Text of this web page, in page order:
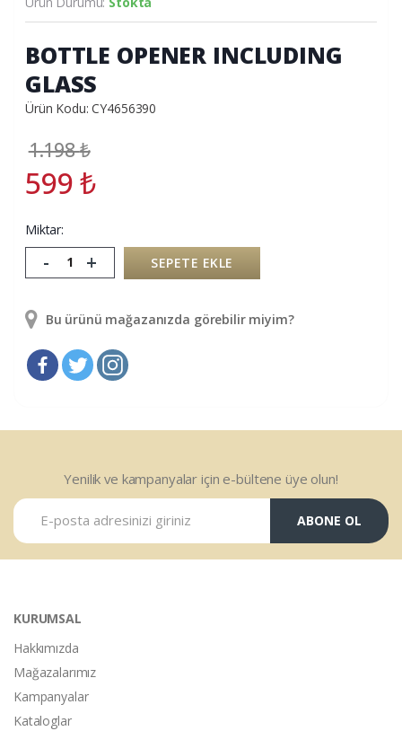
BOTTLE OPENER INCLUDING
GLASS
Ürün Kodu: CY4656390
1.198₺
599₺
Miktar:
- + SEPETE EKLE
Bu ürünü mağazanızda görebilir miyim?
Yenilik ve kampanyalar için e-bültene üye olun!
ABONE OL
KURUMSAL
Hakkımızda
Mağazalarımız
Kampanyalar
Kataloglar